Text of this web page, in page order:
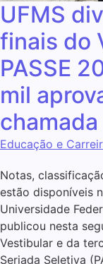
UFMS
finais do
PASSE
mil
chamada
Educação e
Notas,
estão disponíveis
Universidade
publicou nesta
Vestibular e da
Seriada Seletiva